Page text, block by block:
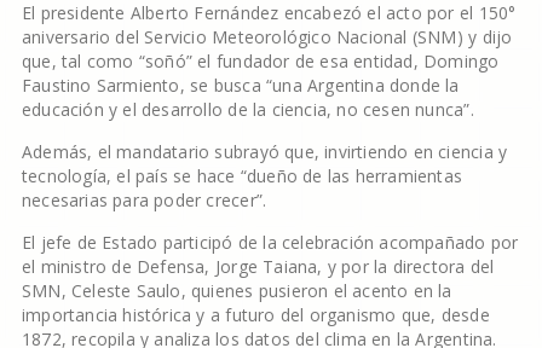
El presidente Alberto Fernández encabezó el acto por el 150°
aniversario del Servicio Meteorológico Nacional (SNM) y dijo
que, tal como “soñó” el fundador de esa entidad, Domingo
Faustino Sarmiento, se busca “una Argentina donde la
educación y el desarrollo de la ciencia, no cesen nunca”.
Además, el mandatario subrayó que, invirtiendo en ciencia y
tecnología, el país se hace “dueño de las herramientas
necesarias para poder crecer”.
El jefe de Estado participó de la celebración acompañado por
el ministro de Defensa, Jorge Taiana, y por la directora del
SMN, Celeste Saulo, quienes pusieron el acento en la
importancia histórica y a futuro del organismo que, desde
1872, recopila y analiza los datos del clima en la Argentina.